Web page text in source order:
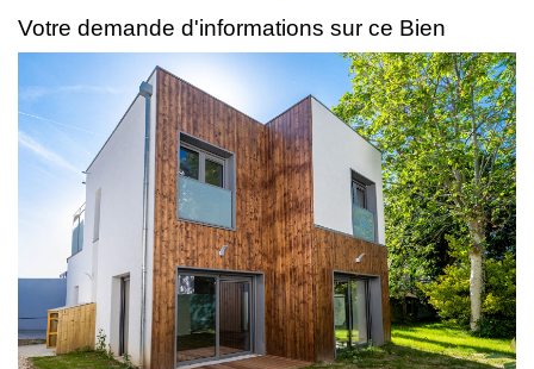
Votre demande d'informations sur ce Bien